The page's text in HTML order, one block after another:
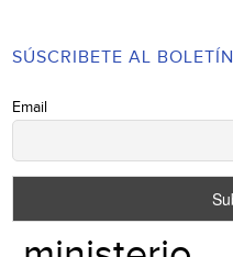
SÚSCRIBETE AL BOLETÍN
Email